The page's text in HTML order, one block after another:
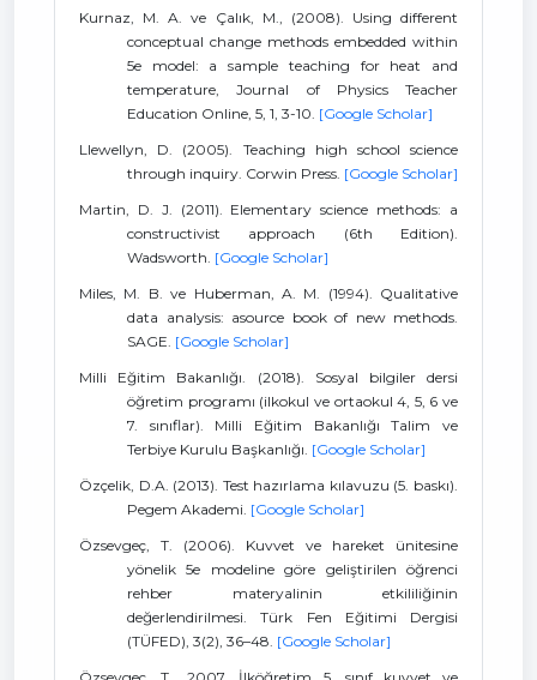
Kurnaz, M. A. ve Çalık, M., (2008). Using different
conceptual change methods embedded within
5e model: a sample teaching for heat and
temperature, Journal of Physics Teacher
Education Online, 5, 1, 3-10. [Google Scholar]
Llewellyn, D. (2005). Teaching high school science
through inquiry. Corwin Press. [Google Scholar]
Martin, D. J. (2011). Elementary science methods: a
constructivist approach (6th Edition).
Wadsworth. [Google Scholar]
Miles, M. B. ve Huberman, A. M. (1994). Qualitative
data analysis: asource book of new methods.
SAGE. [Google Scholar]
Milli Eğitim Bakanlığı. (2018). Sosyal bilgiler dersi
öğretim programı (ilkokul ve ortaokul 4, 5, 6 ve
7. sınıflar). Milli Eğitim Bakanlığı Talim ve
Terbiye Kurulu Başkanlığı. [Google Scholar]
Özçelik, D.A. (2013). Test hazırlama kılavuzu (5. baskı).
Pegem Akademi. [Google Scholar]
Özsevgeç, T. (2006). Kuvvet ve hareket ünitesine
yönelik 5e modeline göre geliştirilen öğrenci
rehber materyalinin etkililiğinin
değerlendirilmesi. Türk Fen Eğitimi Dergisi
(TÜFED), 3(2), 36–48. [Google Scholar]